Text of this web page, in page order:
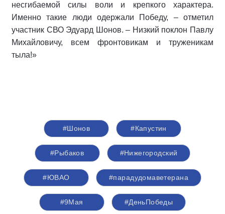
несгибаемой силы воли и крепкого характера.
Именно такие люди одержали Победу, – отметил
участник СВО Эдуард Шонов. – Низкий поклон Павлу
Михайловичу, всем фронтовикам и труженикам
тыла!»
#Шонов #Капустин
#Рыбаков #Нижегородский
#ЮВАО #парадудомаветерана
#9Мая #ДеньПобеды